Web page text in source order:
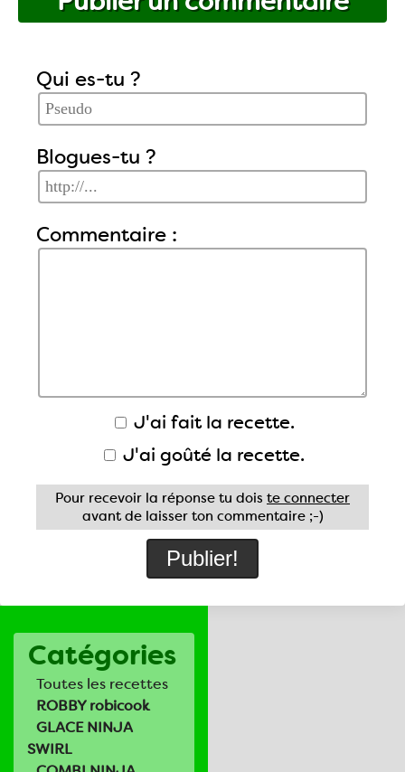
Catégories
Toutes les recettes
ROBBY robicook
GLACE NINJA
SWIRL
Qui es-tu ?
Blogues-tu ?
Commentaire :
J'ai fait la recette.
J'ai goûté la recette.
Pour recevoir la réponse tu dois te connecter
avant de laisser ton commentaire ;-)